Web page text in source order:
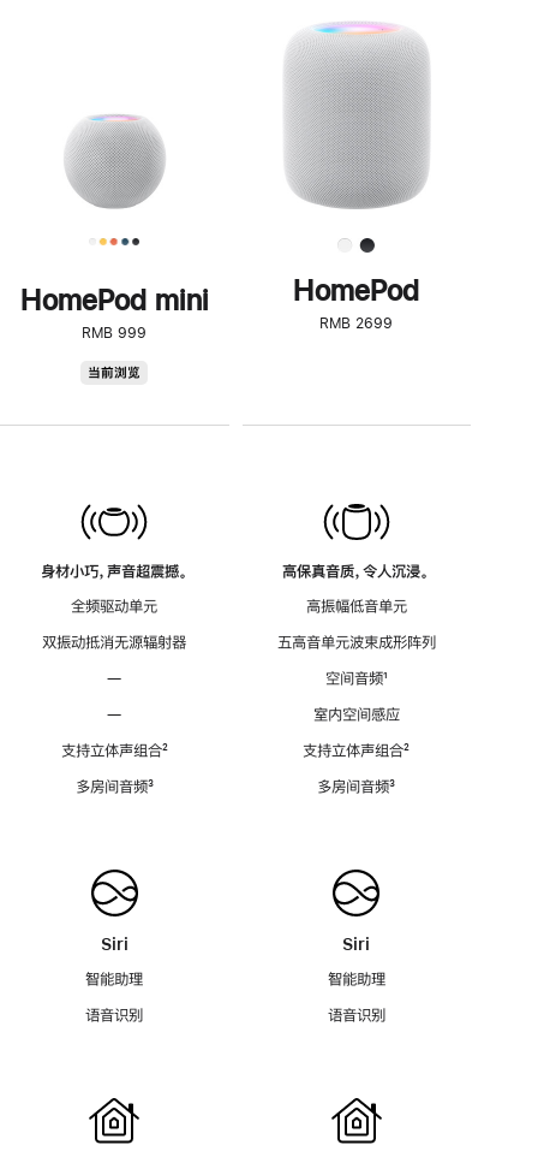
HomePod mini
RMB 999
当前浏览
身材小巧，声音超震撼。
全频驱动单元
双振动抵消无源辐射器
—
—
支持立体声组合脚
²
多房间音频脚
³
Siri
智能助理
语音识别
步
了
解
HomePod<
HomePod
RMB 2699
高保真音质，令人沉浸。
高振幅低音单元
五高音单元波束成形阵列
空间音频脚
¹
室内空间感应
支持立体声组合脚
²
多房间音频脚
³
Siri
智能助理
语音识别